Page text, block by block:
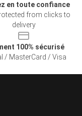
en toute confiance
from clicks to
delivery
100% sécurisé
/ MasterCard / Visa